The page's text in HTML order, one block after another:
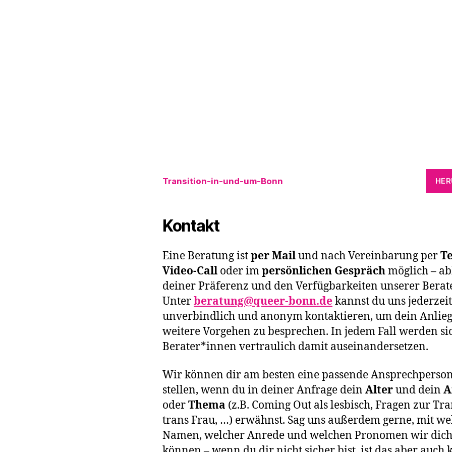
Transition-in-und-um-Bonn
Kontakt
Eine Beratung istper Mailund nach Vereinbarung per
Video-Call oder impersönlichen Gesprächmöglich –
deiner Präferenz und den Verfügbarkeiten unserer
Unterberatung@queer-bonn.dekannst du uns jederzeit
unverbindlich und anonym kontaktieren, um dein
weitere Vorgehen zu besprechen. In jedem Fall werden
Berater*innen vertraulich damit auseinandersetzen.
Wir können dir am besten eine passende
stellen, wenn du in deiner Anfrage dein Alterund dein
oderThema (z.B. Coming Out als lesbisch, Fragen zur
trans Frau, …) erwähnst. Sag uns außerdem gerne, mit
Namen, welcher Anrede und welchen Pronomen wir